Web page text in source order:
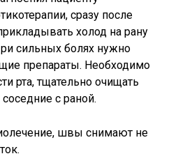
сразу после
холод на рану
сильных болях нужно
препараты. Необходимо
рта, тщательно очищать
с раной.
швы снимают не